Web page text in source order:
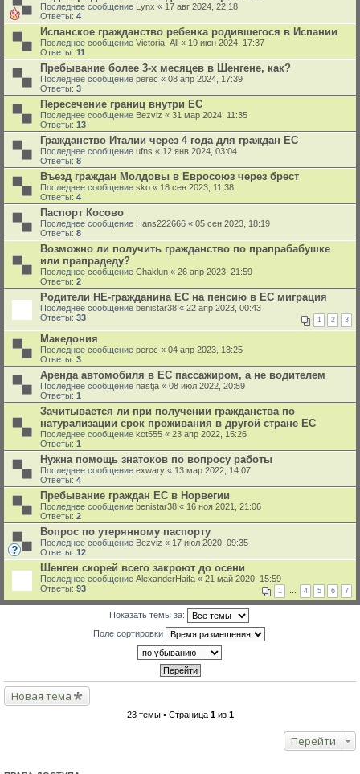
Последнее сообщение Lynx « 17 авг 2024, 22:18
Ответы: 4
Испанское гражданство ребенка родившегося в Испании
Последнее сообщение Victoria_All « 19 июн 2024, 17:37
Ответы: 11
Пребывание более 3-х месяцев в Шенгене, как?
Последнее сообщение perec « 08 апр 2024, 17:39
Ответы: 3
Пересечение границ внутри ЕС
Последнее сообщение Bezviz « 31 мар 2024, 11:35
Ответы: 13
Гражданство Италии через 4 года для граждан ЕС
Последнее сообщение ufns « 12 янв 2024, 03:04
Ответы: 8
Въезд граждан Молдовы в Евросоюз через брест
Последнее сообщение sko « 18 сен 2023, 11:38
Ответы: 4
Паспорт Косово
Последнее сообщение Hans222666 « 05 сен 2023, 18:19
Ответы: 8
Возможно ли получить гражданство по прапрабабушке
или прапрадеду?
Последнее сообщение Chaklun « 26 апр 2023, 21:59
Ответы: 2
Родители НЕ-гражданина ЕС на пенсию в ЕС миграция
Последнее сообщение benistar38 « 22 апр 2023, 00:43
Ответы: 33 1 2 3
Македония
Последнее сообщение perec « 04 апр 2023, 13:25
Ответы: 3
Аренда автомобиля в ЕС пассажиром, а не водителем
Последнее сообщение nastja « 08 июл 2022, 20:59
Ответы: 1
Зачитывается ли при получении гражданства по
натурализации срок проживания в другой стране ЕС
Последнее сообщение kot555 « 23 апр 2022, 15:26
Ответы: 1
Нужна помощь знатоков по вопросу работы
Последнее сообщение exwary « 13 мар 2022, 14:07
Ответы: 4
Пребывание граждан ЕС в Норвегии
Последнее сообщение benistar38 « 16 ноя 2021, 21:06
Ответы: 2
Вопрос по утерянному паспорту
Последнее сообщение Bezviz « 17 июл 2020, 09:35
Ответы: 12
Шенген скорей всего закроют до осени
Последнее сообщение AlexanderHaifa « 21 май 2020, 15:59
Ответы: 93 1 … 4 5 6 7
Показать темы за:
Поле сортировки
Новая тема
23 темы • Страница 1из 1
Перейти